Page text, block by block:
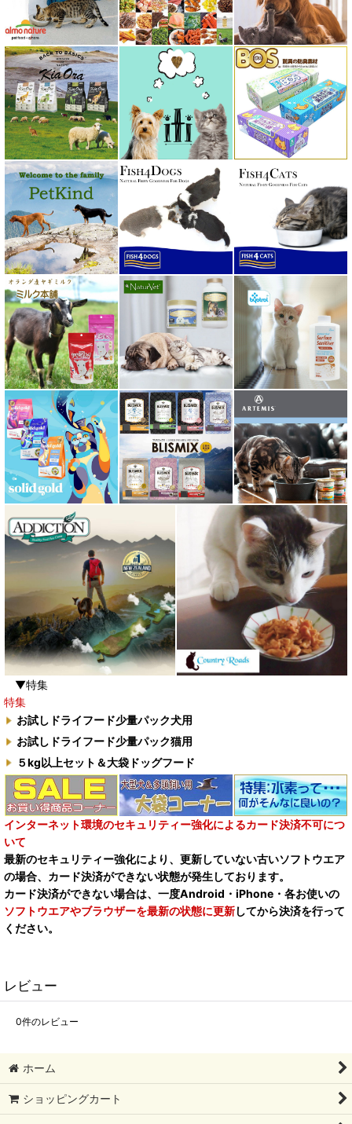
▼特集
特集
お試しドライフード少量パック犬用
お試しドライフード少量パック猫用
５kg以上セット＆大袋ドッグフード
インターネット環境のセキュリティー強化によるカード決済不可につ
いて
最新のセキュリティー強化により、更新していない古いソフトウエア
の場合、カード決済ができない状態が発生しております。
カード決済ができない場合は、一度Android・iPhone・各お使いの
ソフトウエアやブラウザーを最新の状態に更新してから決済を行って
ください。
レビュー
0件のレビュー
ホーム
ショッピングカート